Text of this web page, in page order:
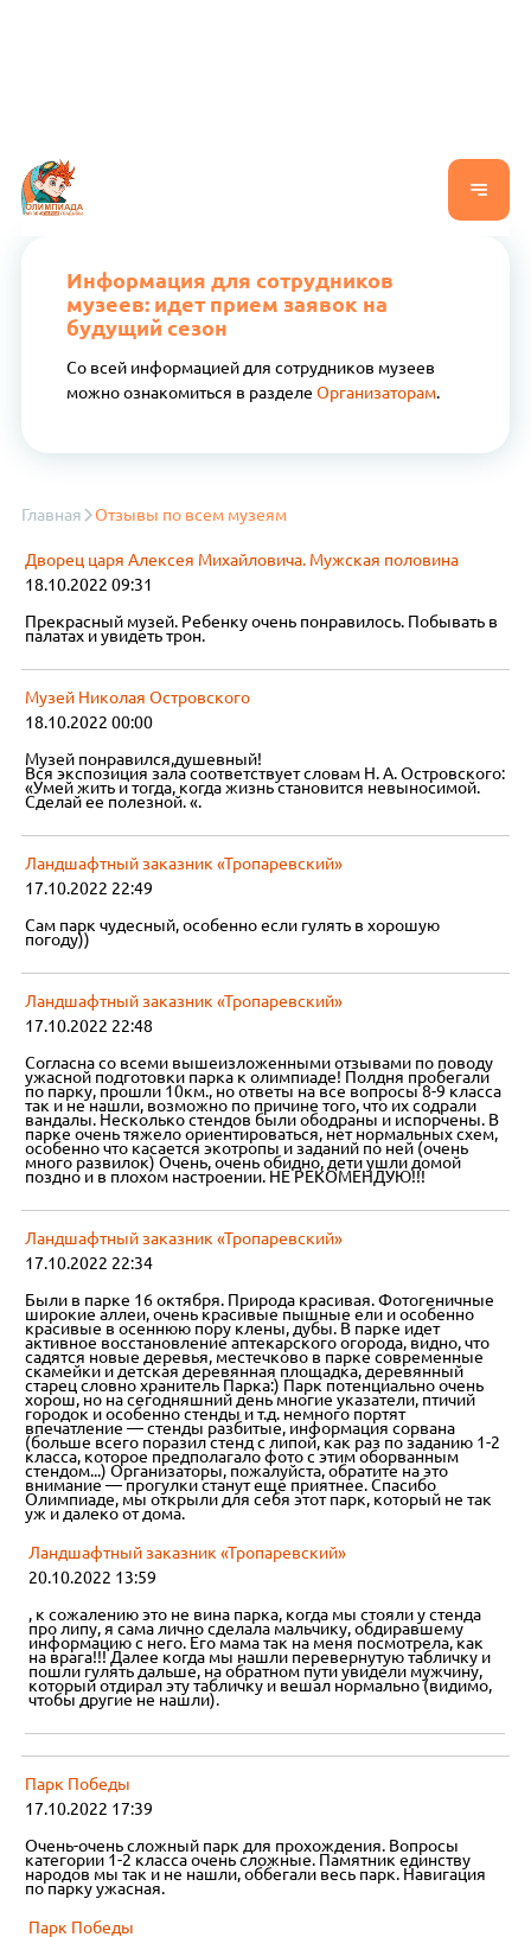
Информация для сотрудников
музеев: идет прием заявок на
будущий сезон
Со всей информацией для сотрудников музеев
можно ознакомиться в разделе Организаторам.
Главная Отзывы по всем музеям
Дворец царя Алексея Михайловича. Мужская половина
18.10.2022 09:31
Прекрасный музей. Ребенку очень понравилось. Побывать в
палатах и увидеть трон.
Музей Николая Островского
18.10.2022 00:00
Музей понравился,душевный!
Вся экспозиция зала соответствует словам Н. А. Островского:
«Умей жить и тогда, когда жизнь становится невыносимой.
Сделай ее полезной. «.
Ландшафтный заказник «Тропаревский»
17.10.2022 22:49
Сам парк чудесный, особенно если гулять в хорошую
погоду))
Ландшафтный заказник «Тропаревский»
17.10.2022 22:48
Согласна со всеми вышеизложенными отзывами по поводу
ужасной подготовки парка к олимпиаде! Полдня пробегали
по парку, прошли 10км., но ответы на все вопросы 8-9 класса
так и не нашли, возможно по причине того, что их содрали
вандалы. Несколько стендов были ободраны и испорчены. В
парке очень тяжело ориентироваться, нет нормальных схем,
особенно что касается экотропы и заданий по ней (очень
много развилок) Очень, очень обидно, дети ушли домой
поздно и в плохом настроении. НЕ РЕКОМЕНДУЮ!!!
Ландшафтный заказник «Тропаревский»
17.10.2022 22:34
Были в парке 16 октября. Природа красивая. Фотогеничные
широкие аллеи, очень красивые пышные ели и особенно
красивые в осеннюю пору клены, дубы. В парке идет
активное восстановление аптекарского огорода, видно, что
садятся новые деревья, местечково в парке современные
скамейки и детская деревянная площадка, деревянный
старец словно хранитель Парка:) Парк потенциально очень
хорош, но на сегодняшний день многие указатели, птичий
городок и особенно стенды и т.д. немного портят
впечатление — стенды разбитые, информация сорвана
(больше всего поразил стенд с липой, как раз по заданию 1-2
класса, которое предполагало фото с этим оборванным
стендом...) Организаторы, пожалуйста, обратите на это
внимание — прогулки станут еще приятнее. Спасибо
Олимпиаде, мы открыли для себя этот парк, который не так
уж и далеко от дома.
Ландшафтный заказник «Тропаревский»
20.10.2022 13:59
, к сожалению это не вина парка, когда мы стояли у стенда
про липу, я сама лично сделала мальчику, обдиравшему
информацию с него. Его мама так на меня посмотрела, как
на врага!!! Далее когда мы нашли перевернутую табличку и
пошли гулять дальше, на обратном пути увидели мужчину,
который отдирал эту табличку и вешал нормально (видимо,
чтобы другие не нашли).
Парк Победы
17.10.2022 17:39
Очень-очень сложный парк для прохождения. Вопросы
категории 1-2 класса очень сложные. Памятник единству
народов мы так и не нашли, оббегали весь парк. Навигация
по парку ужасная.
Парк Победы